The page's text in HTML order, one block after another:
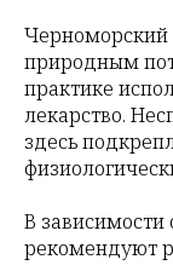
Черноморский
природным
практике
лекарство.
здесь
В зависимости
рекомендуют